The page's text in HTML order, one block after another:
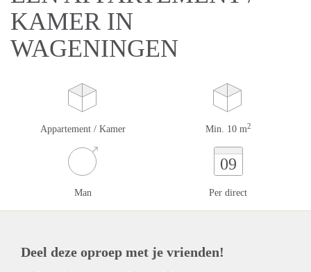
KAMER IN
WAGENINGEN
Appartement / Kamer Min. 10 m2
Man
09
Per direct
Deel deze oproep met je vrienden!